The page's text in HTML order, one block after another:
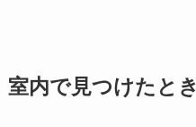
室内で見つけたとき